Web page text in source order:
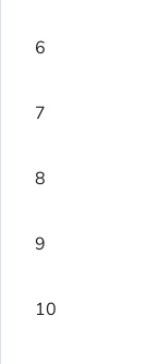
6
7
8
9
10